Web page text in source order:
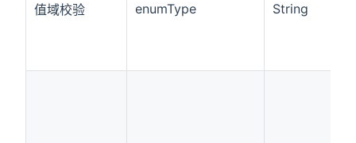
值域校验 enumType String